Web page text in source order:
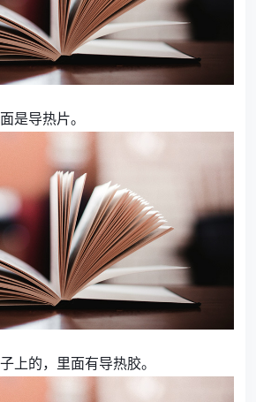
是导热片。
上的，里面有导热胶。